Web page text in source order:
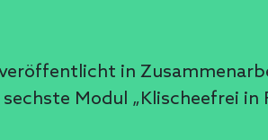
in
Modul „Klischeefrei in